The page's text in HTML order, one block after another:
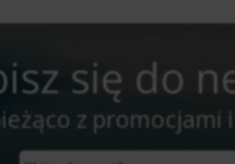
się do
z promocjami